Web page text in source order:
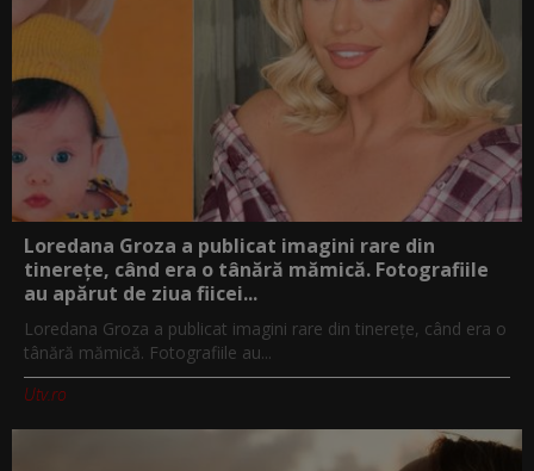
Loredana Groza a publicat imagini rare din
tinerețe, când era o tânără mămică. Fotografiile
au apărut de ziua fiicei...
Loredana Groza a publicat imagini rare din tinerețe, când era o
tânără mămică. Fotografiile au...
Utv.ro